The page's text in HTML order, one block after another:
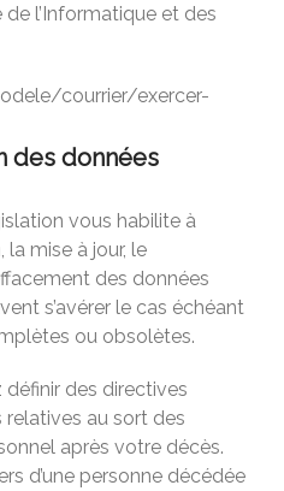
l’Informatique et des
courrier/exercer-
des données
vous habilite à
mise à jour, le
des données
s’avérer le cas échéant
ou obsolètes.
des directives
relatives au sort des
après votre décès.
d’une personne décédée